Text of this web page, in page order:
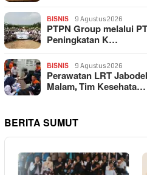
BISNIS 9 Agustus 2026
PTPN Group melalui
Peningkatan K…
BISNIS 9 Agustus 2026
Perawatan LRT
Malam, Tim Kesehata…
BERITA SUMUT